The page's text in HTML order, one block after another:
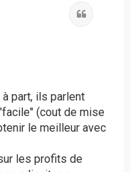
part, ils parlent
(cout de mise
le meilleur avec
les profits de